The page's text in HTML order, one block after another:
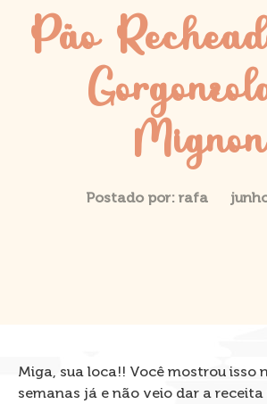
Pão
Mignon
Postado por: rafa
Miga, sua loca!! Você mostrou isso
semanas já e não veio dar a